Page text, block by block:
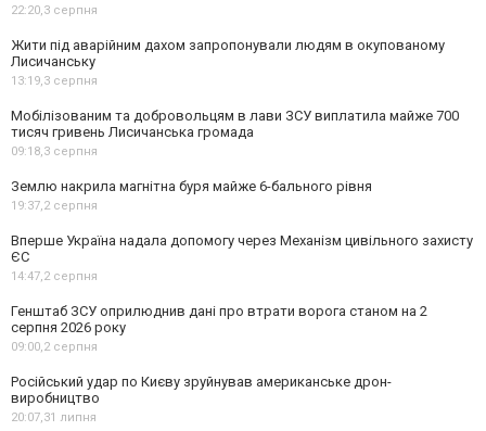
22:20,3 серпня
Жити під аварійним дахом запропонували людям в окупованому
Лисичанську
13:19,3 серпня
Мобілізованим та добровольцям в лави ЗСУ виплатила майже 700
тисяч гривень Лисичанська громада
09:18,3 серпня
Землю накрила магнітна буря майже 6-бального рівня
19:37,2 серпня
Вперше Україна надала допомогу через Механізм цивільного захисту
ЄС
14:47,2 серпня
Генштаб ЗСУ оприлюднив дані про втрати ворога станом на 2
серпня 2026 року
09:00,2 серпня
Російський удар по Києву зруйнував американське дрон-
виробництво
20:07,31 липня